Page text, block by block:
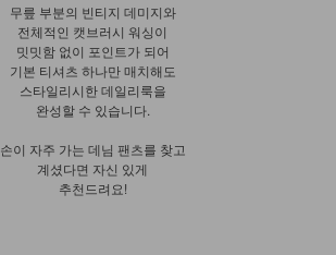
무릎 부분의 빈티지 데미지와
전체적인 캣브러시 워싱이
밋밋함 없이 포인트가 되어
기본 티셔츠 하나만 매치해도
스타일리시한 데일리룩을
완성할 수 있습니다.
손이 자주 가는 데님 팬츠를 찾고
계셨다면 자신 있게
추천드려요!